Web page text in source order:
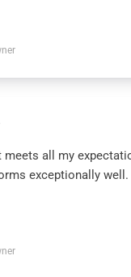
meets all my
exceptionally well.